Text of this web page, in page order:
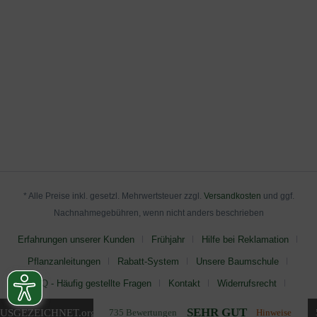
.org 735 Bewertungen SEHR GUT Hinweise
* Alle Preise inkl. gesetzl. Mehrwertsteuer zzgl. Versandkosten und ggf.
Nachnahmegebühren, wenn nicht anders beschrieben
Erfahrungen unserer Kunden Frühjahr Hilfe bei Reklamation
Pflanzanleitungen Rabatt-System Unsere Baumschule
FAQ - Häufig gestellte Fragen Kontakt Widerrufsrecht